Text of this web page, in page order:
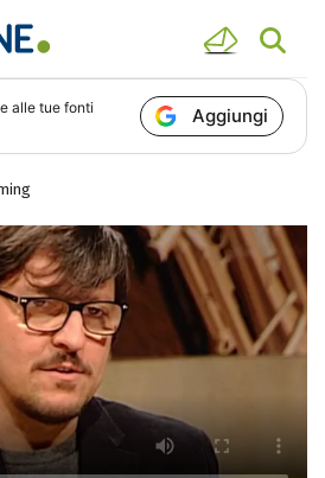
alle tue fonti
Aggiungi